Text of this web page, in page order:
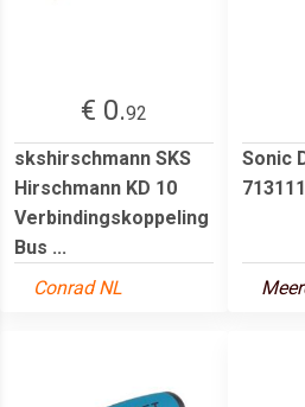
€ 0.92
skshirschmann SKS
Hirschmann KD 10
Verbindingskoppeling
Bus ...
Conrad NL
Sonic